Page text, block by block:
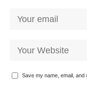
Save my name, email, and